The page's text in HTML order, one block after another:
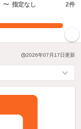
〜 指定なし 2件
2026年07月17日更新